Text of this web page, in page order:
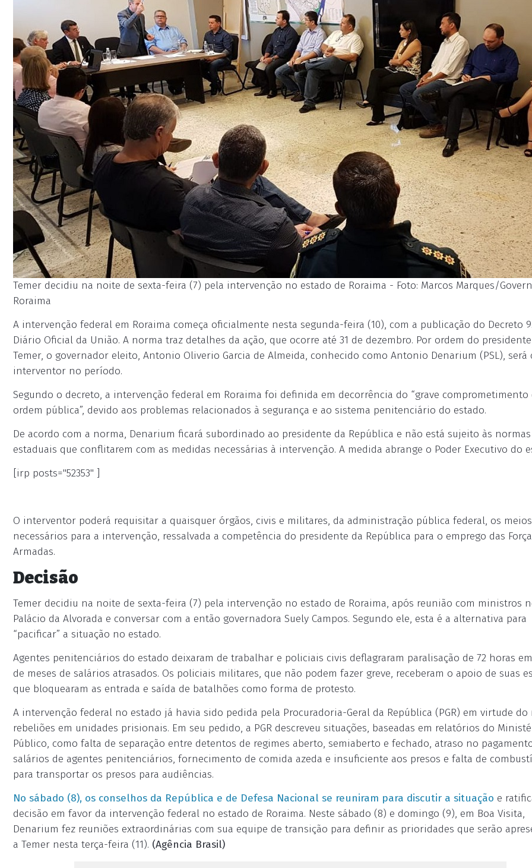
Temer decidiu na noite de sexta-feira (7) pela intervenção no estado de Roraima - Foto: Marcos Marques/
Roraima
A intervenção federal em Roraima começa oficialmente nesta segunda-feira (10), com a publicação do Decreto
Diário Oficial da União. A norma traz detalhes da ação, que ocorre até 31 de dezembro. Por ordem do
Temer, o governador eleito, Antonio Oliverio Garcia de Almeida, conhecido como Antonio Denarium (PSL), será
interventor no período.
Segundo o decreto, a intervenção federal em Roraima foi definida em decorrência do “grave comprometimento
ordem pública”, devido aos problemas relacionados à segurança e ao sistema penitenciário do estado.
De acordo com a norma, Denarium ficará subordinado ao presidente da República e não está sujeito às normas
estaduais que conflitarem com as medidas necessárias à intervenção. A medida abrange o Poder Executivo do
[irp posts="52353" ]
O interventor poderá requisitar a quaisquer órgãos, civis e militares, da administração pública federal, os meios
necessários para a intervenção, ressalvada a competência do presidente da República para o emprego das
Armadas.
Decisão
Temer decidiu na noite de sexta-feira (7) pela intervenção no estado de Roraima, após reunião com ministros
Palácio da Alvorada e conversar com a então governadora Suely Campos. Segundo ele, esta é a alternativa para
“pacificar” a situação no estado.
Agentes penitenciários do estado deixaram de trabalhar e policiais civis deflagraram paralisação de 72 horas
de meses de salários atrasados. Os policiais militares, que não podem fazer greve, receberam o apoio de suas
que bloquearam as entrada e saída de batalhões como forma de protesto.
A intervenção federal no estado já havia sido pedida pela Procuradoria-Geral da República (PGR) em virtude do
rebeliões em unidades prisionais. Em seu pedido, a PGR descreveu situações, baseadas em relatórios do
Público, como falta de separação entre detentos de regimes aberto, semiaberto e fechado, atraso no
salários de agentes penitenciários, fornecimento de comida azeda e insuficiente aos presos e falta de
para transportar os presos para audiências.
No sábado (8), os conselhos da República e de Defesa Nacional se reuniram para discutir a situação e
decisão em favor da intervenção federal no estado de Roraima. Neste sábado (8) e domingo (9), em Boa Visita,
Denarium fez reuniões extraordinárias com sua equipe de transição para definir as prioridades que serão
a Temer nesta terça-feira (11). (Agência Brasil)